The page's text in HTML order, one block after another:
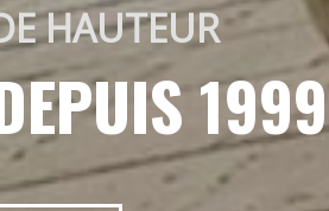
HAUTEUR
1999